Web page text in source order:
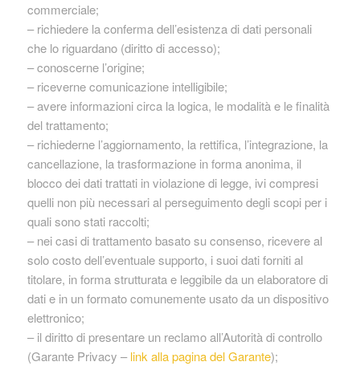
commerciale;
– richiedere la conferma dell’esistenza di dati personali
che lo riguardano (diritto di accesso);
– conoscerne l’origine;
– riceverne comunicazione intelligibile;
– avere informazioni circa la logica, le modalità e le finalità
del trattamento;
– richiederne l’aggiornamento, la rettifica, l’integrazione, la
cancellazione, la trasformazione in forma anonima, il
blocco dei dati trattati in violazione di legge, ivi compresi
quelli non più necessari al perseguimento degli scopi per i
quali sono stati raccolti;
– nei casi di trattamento basato su consenso, ricevere al
solo costo dell’eventuale supporto, i suoi dati forniti al
titolare, in forma strutturata e leggibile da un elaboratore di
dati e in un formato comunemente usato da un dispositivo
elettronico;
– il diritto di presentare un reclamo all’Autorità di controllo
(Garante Privacy –link alla pagina del Garante);